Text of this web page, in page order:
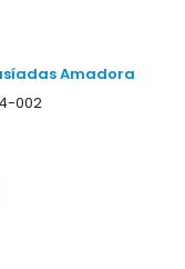
Amadora
002